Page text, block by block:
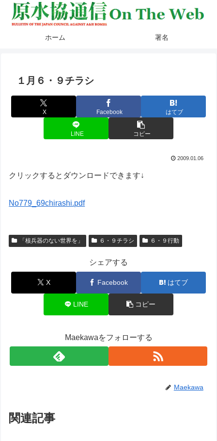
ホーム 署名
１月６・９チラシ
X Facebook はてブ
LINE コピー
2009.01.06
クリックするとダウンロードできます↓
No779_69chirashi.pdf
「核兵器のない世界を」 ６・９チラシ ６・９行動
シェアする
X Facebook はてブ
LINE コピー
Maekawaをフォローする
Maekawa
関連記事